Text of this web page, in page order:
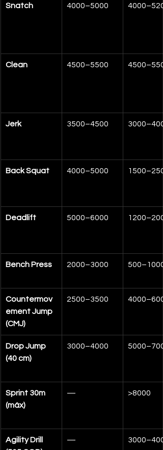
Snatch 4000–5000
Clean 4500–5500
Jerk 3500–4500
Back Squat 4000–5000
Deadlift 5000–6000
Bench Press 2000–3000 500–1000
Countermov
ement Jump
(CMJ)
2500–3500
Drop Jump
(40 cm)
3000–4000
Sprint 30m
(máx)
— >8000
Agility Drill
—